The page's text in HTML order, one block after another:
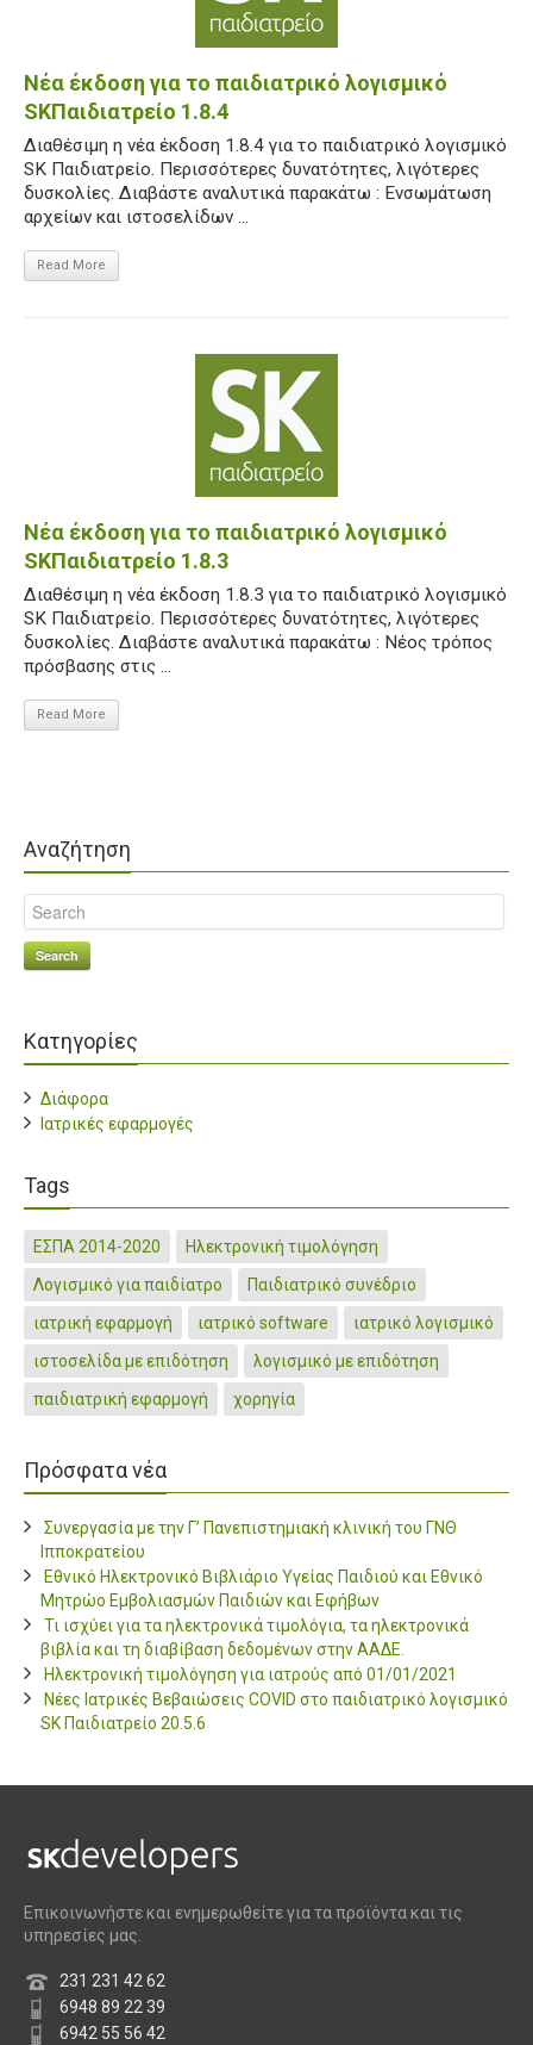
Νέα έκδοση για το παιδιατρικό λογισμικό
SKΠαιδιατρείο 1.8.4
Διαθέσιμη η νέα έκδοση 1.8.4 για το παιδιατρικό λογισμικό
SK Παιδιατρείο. Περισσότερες δυνατότητες, λιγότερες
δυσκολίες. Διαβάστε αναλυτικά παρακάτω : Ενσωμάτωση
αρχείων και ιστοσελίδων ...
Read More
Νέα έκδοση για το παιδιατρικό λογισμικό
SKΠαιδιατρείο 1.8.3
Διαθέσιμη η νέα έκδοση 1.8.3 για το παιδιατρικό λογισμικό
SK Παιδιατρείο. Περισσότερες δυνατότητες, λιγότερες
δυσκολίες. Διαβάστε αναλυτικά παρακάτω : Νέος τρόπος
πρόσβασης στις ...
Read More
Αναζήτηση
Search
Κατηγορίες
Διάφορα
Ιατρικές εφαρμογές
Tags
ΕΣΠΑ 2014-2020
Ηλεκτρονική τιμολόγηση
Λογισμικό για παιδίατρο
Παιδιατρικό συνέδριο
ιατρική εφαρμογή
ιατρικό software
ιατρικό λογισμικό
ιστοσελίδα με επιδότηση
λογισμικό με επιδότηση
παιδιατρική εφαρμογή
χορηγία
Πρόσφατα νέα
Συνεργασία με την Γ’ Πανεπιστημιακή κλινική του ΓΝΘ
Ιπποκρατείου
Εθνικό Ηλεκτρονικό Βιβλιάριο Υγείας Παιδιού και Εθνικό
Μητρώο Εμβολιασμών Παιδιών και Εφήβων
Τι ισχύει για τα ηλεκτρονικά τιμολόγια, τα ηλεκτρονικά
βιβλία και τη διαβίβαση δεδομένων στην ΑΑΔΕ.
Ηλεκτρονική τιμολόγηση για ιατρούς από 01/01/2021
Νέες Ιατρικές Βεβαιώσεις COVID στο παιδιατρικό λογισμικό
SK Παιδιατρείο 20.5.6
Επικοινωνήστε και ενημερωθείτε για τα προϊόντα και τις
υπηρεσίες μας.
231 231 42 62
6948 89 22 39
6942 55 56 42